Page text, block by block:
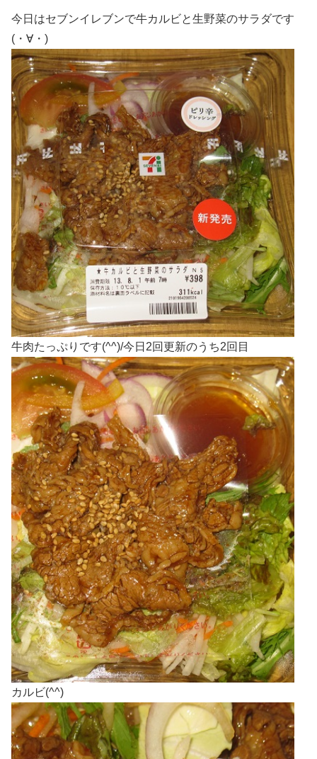
今日はセブンイレブンで牛カルビと生野菜のサラダです
(・∀・)
牛肉たっぷりです(^^)/今日2回更新のうち2回目
カルビ(^^)